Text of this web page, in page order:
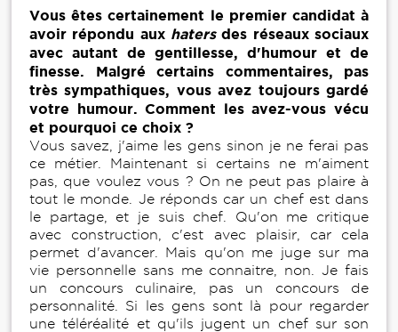
Vous êtes certainement le premier candidat à
avoir répondu aux hatersdes réseaux sociaux
avec autant de gentillesse, d'humour et de
finesse. Malgré certains commentaires, pas
très sympathiques, vous avez toujours gardé
votre humour. Comment les avez-vous vécu
et pourquoi ce choix ?
Vous savez, j'aime les gens sinon je ne ferai pas
ce métier. Maintenant si certains ne m'aiment
pas, que voulez vous ? On ne peut pas plaire à
tout le monde. Je réponds car un chef est dans
le partage, et je suis chef. Qu'on me critique
avec construction, c'est avec plaisir, car cela
permet d'avancer. Mais qu'on me juge sur ma
vie personnelle sans me connaitre, non. Je fais
un concours culinaire, pas un concours de
personnalité. Si les gens sont là pour regarder
une téléréalité et qu'ils jugent un chef sur son